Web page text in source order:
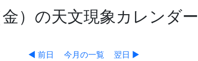
）の天文現象カレンダー
◀ 前日 今月の一覧 翌日 ▶